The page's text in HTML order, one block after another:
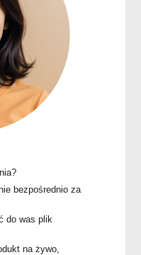
bezpośrednio za
do was plik
na żywo,